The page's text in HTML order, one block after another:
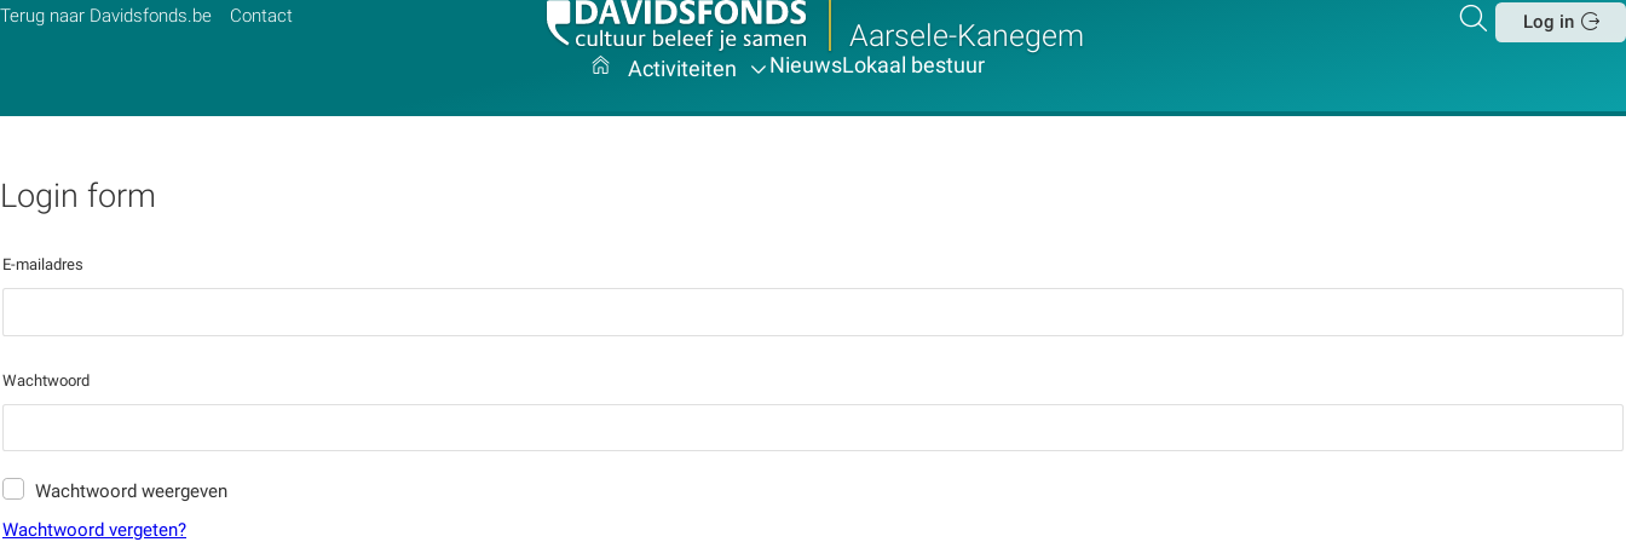
Terug naar Davidsfonds.be Contact
Aarsele-Kanegem
Zoeken
Log in
Activiteiten NieuwsLokaal bestuur
Login form
E-mailadres
Wachtwoord
Wachtwoord weergeven
Wachtwoord vergeten?
Zoek:
Zoeken